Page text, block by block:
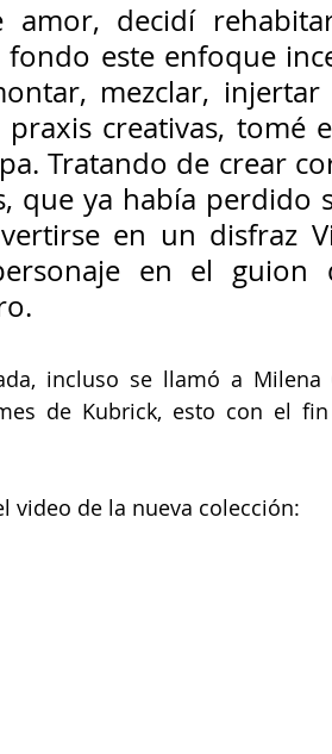
amor, decidí
fondo este enfoque
mezclar,
creativas, tomé
Tratando de crear
que ya había perdido
en un disfraz
en el guion
incluso se llamó a Milena
de Kubrick, esto con el
video de la nueva colección: